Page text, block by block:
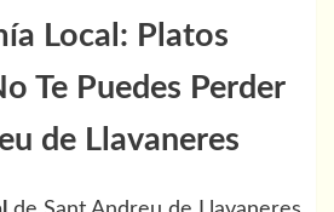
Local: Platos
Te Puedes Perder
de Llavaneres